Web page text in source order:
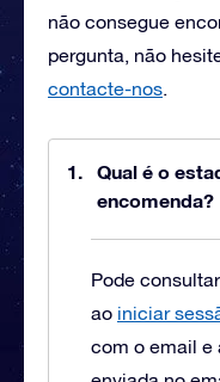
não consegue
pergunta, não
contacte-nos.
Qual é o
encomenda?
Pode
ao iniciar
com o email e